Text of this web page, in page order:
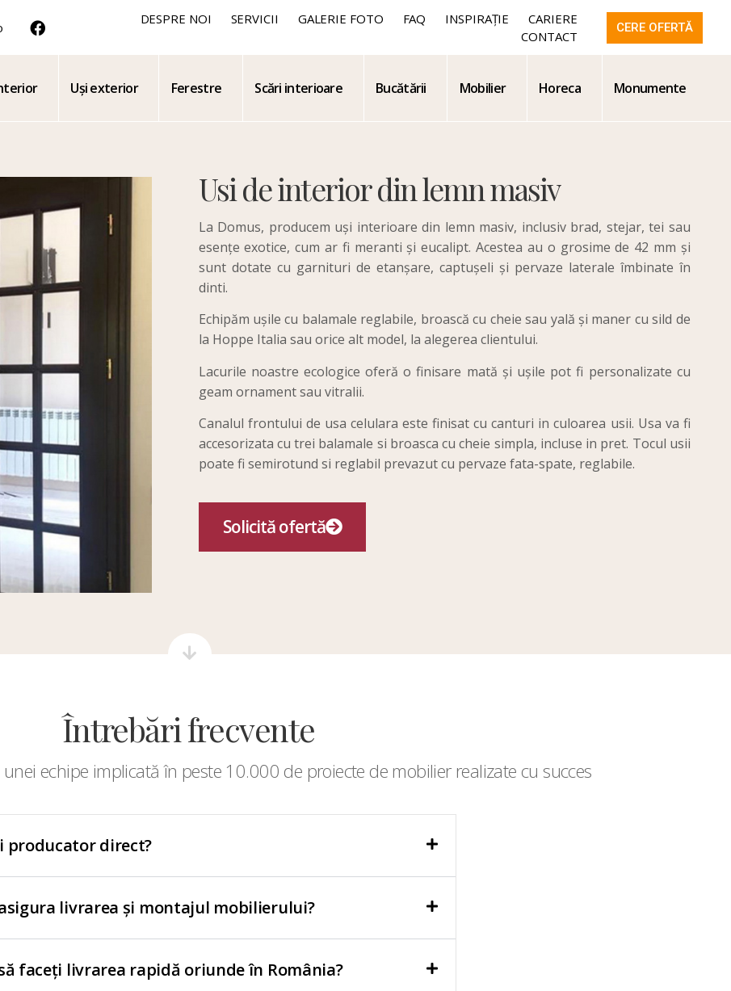
DESPRE NOI SERVICII GALERIE FOTO FAQ INSPIRAȚIE
CARIERE
CONTACT
CERE OFERTĂ
Uși exterior Ferestre Scări interioare Bucătării Mobilier Horeca Monumente
Usi de interior din lemn masiv
La Domus, producem uși interioare din lemn masiv, inclusiv brad, stejar, tei sau
esențe exotice, cum ar fi meranti și eucalipt. Acestea au o grosime de 42 mm și
sunt dotate cu garnituri de etanșare, captușeli și pervaze laterale îmbinate în
dinti.
Echipăm ușile cu balamale reglabile, broască cu cheie sau yală și maner cu sild de
la Hoppe Italia sau orice alt model, la alegerea clientului.
Lacurile noastre ecologice oferă o finisare mată și ușile pot fi personalizate cu
geam ornament sau vitralii.
Canalul frontului de usa celulara este finisat cu canturi in culoarea usii. Usa va fi
accesorizata cu trei balamale si broasca cu cheie simpla, incluse in pret. Tocul usii
poate fi semirotund si reglabil prevazut cu pervaze fata-spate, reglabile.
Solicită ofertă
Întrebări frecvente
echipe implicată în peste 10.000 de proiecte de mobilier realizate cu succes
producator direct?
livrarea și montajul mobilierului?
faceți livrarea rapidă oriunde în România?